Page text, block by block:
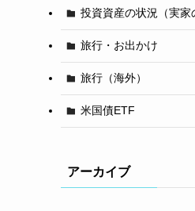
投資資産の状況（実家
旅行・お出かけ
旅行（海外）
米国債ETF
アーカイブ